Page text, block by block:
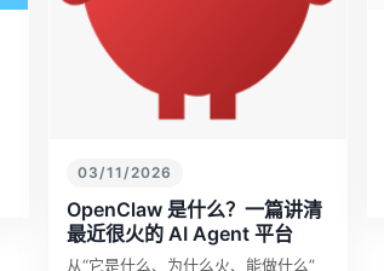
03/11/2026
OpenClaw 是什么？一篇讲清
最近很火的 AI Agent 平台
从“它是什么、为什么火、能做什么”